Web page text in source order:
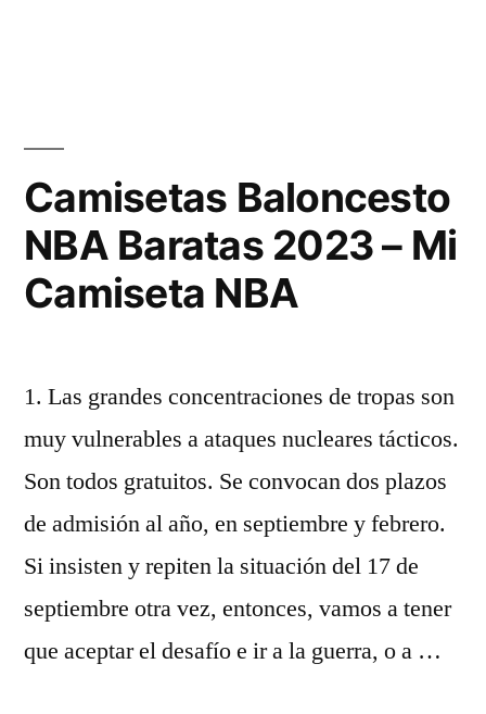
Camisetas Baloncesto
NBA Baratas 2023 – Mi
Camiseta NBA
1. Las grandes concentraciones de tropas son
muy vulnerables a ataques nucleares tácticos.
Son todos gratuitos. Se convocan dos plazos
de admisión al año, en septiembre y febrero.
Si insisten y repiten la situación del 17 de
septiembre otra vez, entonces, vamos a tener
que aceptar el desafío e ir a la guerra, o a …